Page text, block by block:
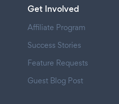
Get Involved
Affiliate Program
Success Stories
Feature Requests
Guest Blog Post